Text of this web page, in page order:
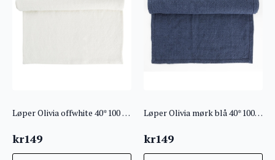
Løper Olivia offwhite 40*100 cm
kr149
Løper Olivia mørk blå 40*100 cm
kr149